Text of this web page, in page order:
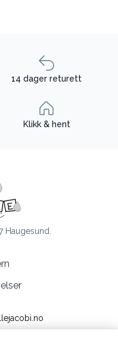
14 dager returett
Klikk & hent
Haugesund.